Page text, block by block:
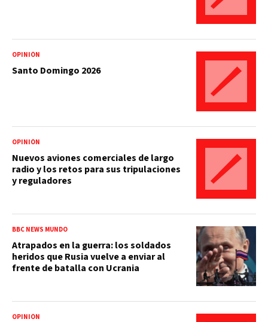
OPINIÓN
Santo Domingo 2026
OPINIÓN
Nuevos aviones comerciales de largo
radio y los retos para sus tripulaciones
y reguladores
BBC NEWS MUNDO
Atrapados en la guerra: los soldados
heridos que Rusia vuelve a enviar al
frente de batalla con Ucrania
OPINIÓN